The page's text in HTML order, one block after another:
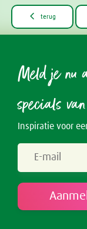
 terug
Meld je nu
specials
Inspiratie voor